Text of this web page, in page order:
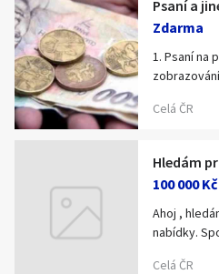
Obsluha
Kontrolní
Psaní a
Zdarma
1. Psaní na
přes
Informace
Celá ČR
Hledám
100 000 Kč
Ahoj ,
nabídky.
Celá ČR